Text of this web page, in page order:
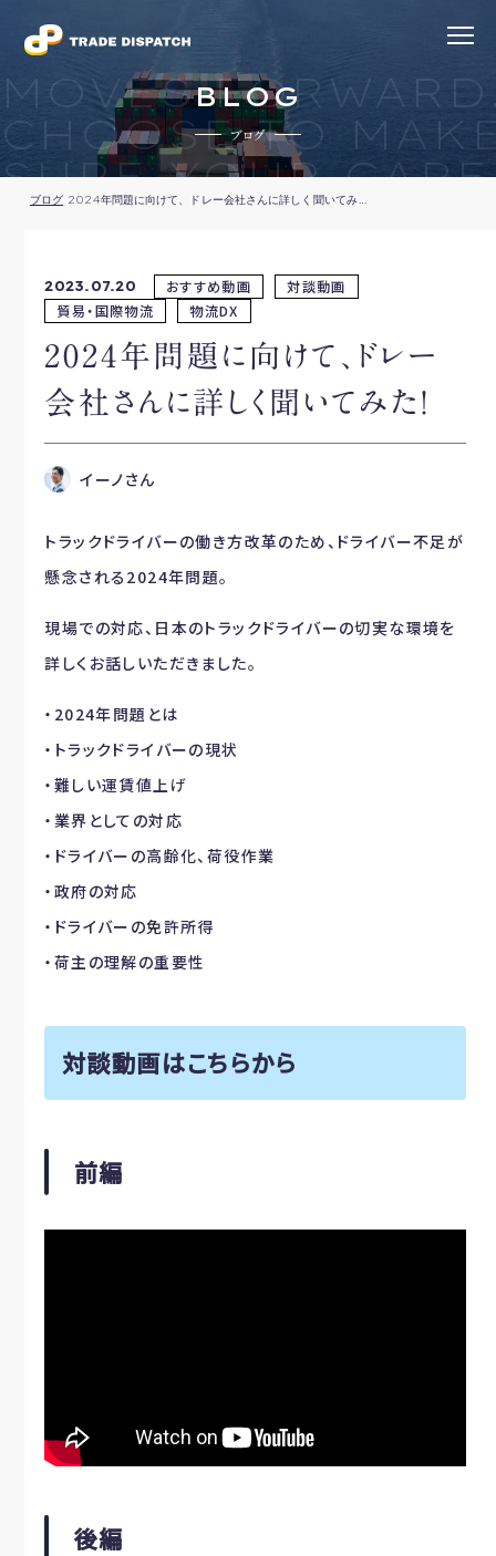
MOVES
CHOOSE TO
SURE YOUR
BLOG
ブログ
ブログ 2024年問題に向けて、ドレー会社さんに詳しく聞いてみた！
2023.07.20 おすすめ動画
対談動画
貿易・国際物流
物流DX
2024年問題に向けて、ドレー
会社さんに詳しく聞いてみた！
イーノさん
トラックドライバーの働き方改革のため、ドライバー不足が
懸念される2024年問題。
現場での対応、日本のトラックドライバーの切実な環境を
詳しくお話しいただきました。
・2024年問題とは
・トラックドライバーの現状
・難しい運賃値上げ
・業界としての対応
・ドライバーの高齢化、荷役作業
・政府の対応
・ドライバーの免許所得
・荷主の理解の重要性
対談動画はこちらから
前編
後編